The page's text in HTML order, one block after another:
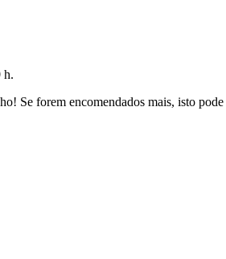
h.
Se forem encomendados mais, isto pode